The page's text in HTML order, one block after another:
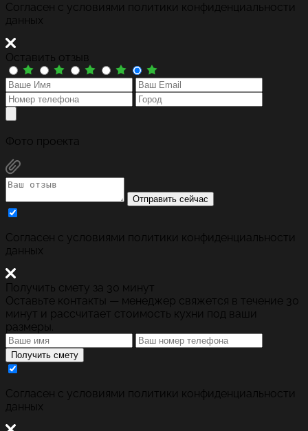
Cогласен с условиями политики конфиденциальности
данных
Оставить отзыв
Фото проекта
Отправить сейчас
Cогласен с условиями политики конфиденциальности
данных
Получить смету за 30 минут
Оставьте контакты — менеджер свяжется в течение 30
минут и рассчитает стоимость кухни под ваши
размеры.
Получить смету
Cогласен с условиями политики конфиденциальности
данных